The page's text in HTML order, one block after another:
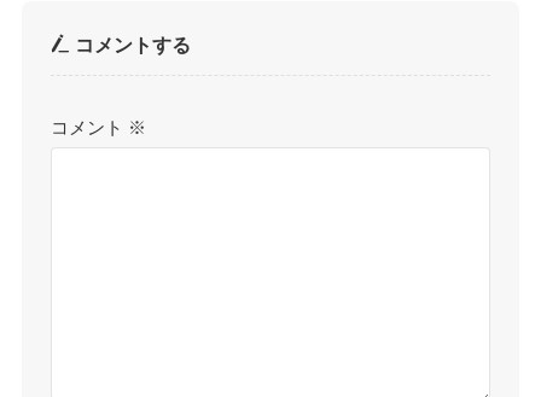
コメントする
コメント ※